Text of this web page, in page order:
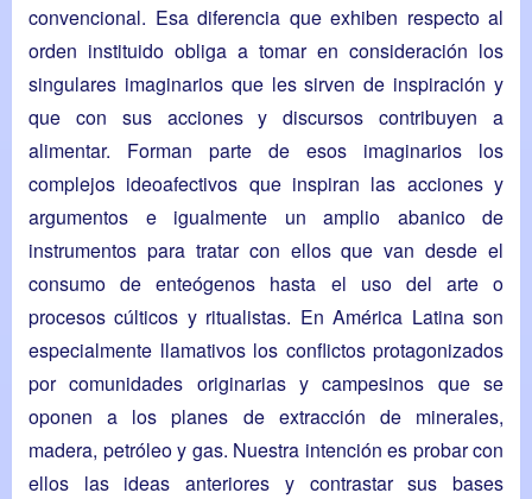
convencional. Esa diferencia que exhiben respecto al
orden instituido obliga a tomar en consideración los
singulares imaginarios que les sirven de inspiración y
que con sus acciones y discursos contribuyen a
alimentar. Forman parte de esos imaginarios los
complejos ideoafectivos que inspiran las acciones y
argumentos e igualmente un amplio abanico de
instrumentos para tratar con ellos que van desde el
consumo de enteógenos hasta el uso del arte o
procesos cúlticos y ritualistas. En América Latina son
especialmente llamativos los conflictos protagonizados
por comunidades originarias y campesinos que se
oponen a los planes de extracción de minerales,
madera, petróleo y gas. Nuestra intención es probar con
ellos las ideas anteriores y contrastar sus bases